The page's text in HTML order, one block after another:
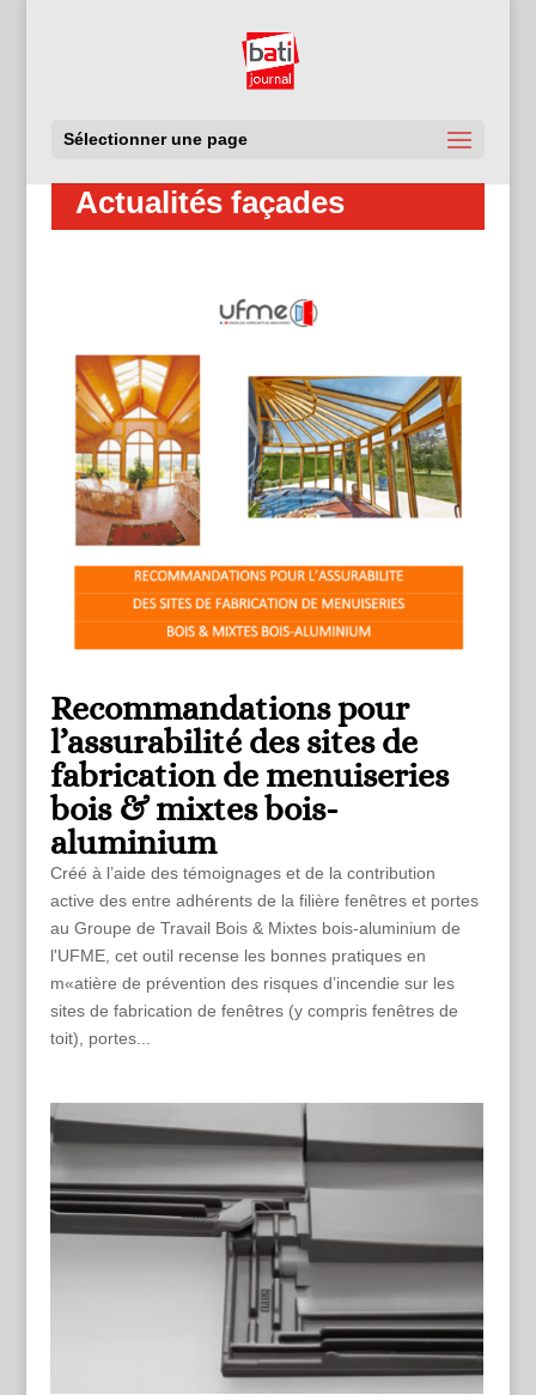
Sélectionner une page
Actualités façades
Recommandations pour
l’assurabilité des sites de
fabrication de menuiseries
bois & mixtes bois-
aluminium
Créé à l’aide des témoignages et de la contribution
active des entre adhérents de la filière fenêtres et portes
au Groupe de Travail Bois & Mixtes bois-aluminium de
l'UFME, cet outil recense les bonnes pratiques en
m«atière de prévention des risques d’incendie sur les
sites de fabrication de fenêtres (y compris fenêtres de
toit), portes...